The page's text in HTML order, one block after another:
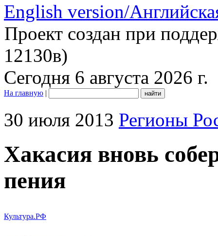
English version/
Проект создан при
12130в)
Сегодня 6 августа 2026 г.
На главную |
30 июля 2013 Регионы
Хакасия вновь
пения
Культура.РФ